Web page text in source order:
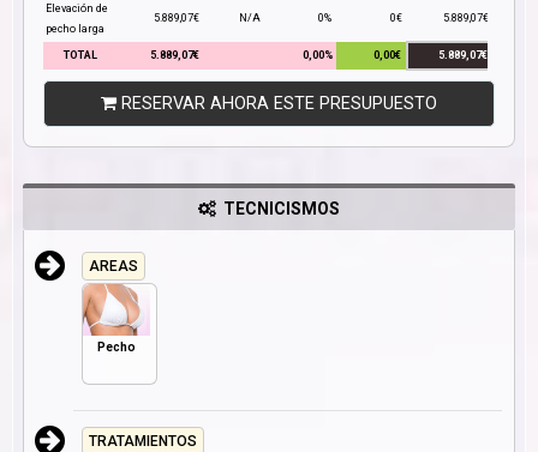
Elevación de
pecho larga
5.889,07€ N/A 0% 0€ 5.889,07€
TOTAL 5.889,07€ 0,00% 0,00€ 5.889,07€
RESERVAR AHORA ESTE PRESUPUESTO
TECNICISMOS
AREAS
Pecho
TRATAMIENTOS